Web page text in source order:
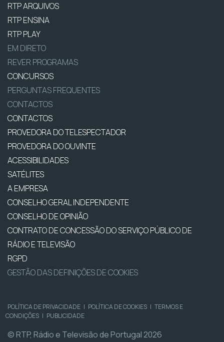
RTP ARQUIVOS
RTP ENSINA
RTP PLAY
EM DIRETO
REVER PROGRAMAS
CONCURSOS
PERGUNTAS FREQUENTES
CONTACTOS
CONTACTOS
PROVEDORA DO TELESPECTADOR
PROVEDORA DO OUVINTE
ACESSIBILIDADES
SATÉLITES
A EMPRESA
CONSELHO GERAL INDEPENDENTE
CONSELHO DE OPINIÃO
CONTRATO DE CONCESSÃO DO SERVIÇO PÚBLICO DE
RÁDIO E TELEVISÃO
RGPD
GESTÃO DAS DEFINIÇÕES DE COOKIES
POLÍTICA DE PRIVACIDADE | POLÍTICA DE COOKIES | TERMOS E
CONDIÇÕES | PUBLICIDADE
© RTP, Rádio e Televisão de Portugal 2026